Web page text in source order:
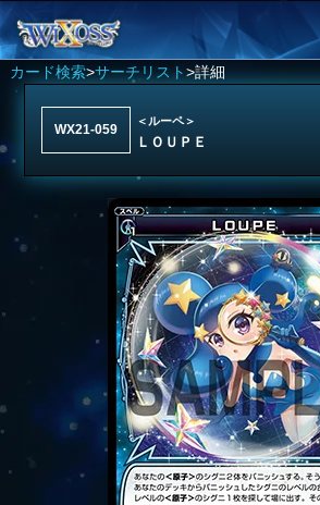
カード検索>サーチリスト>詳細
WX21-059
＜ルーペ＞
ＬＯＵＰＥ